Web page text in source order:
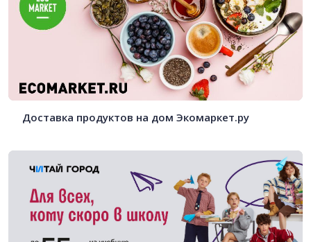
Доставка продуктов на дом Экомаркет.ру